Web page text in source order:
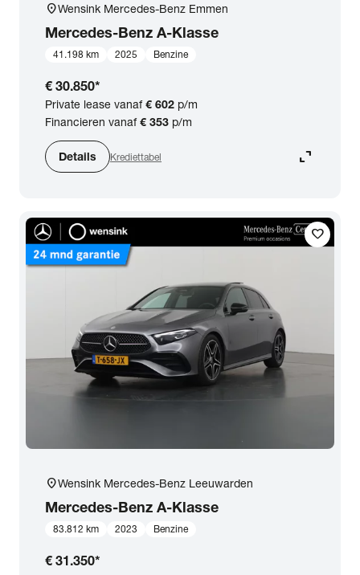
location_onWensink Mercedes-Benz Emmen
Mercedes-Benz A-Klasse
41.198 km 2025 Benzine
€ 30.850*
Private lease vanaf€ 602 p/m
Financieren vanaf€ 353 p/m
Details Krediettabel expand_content
favorite
location_onWensink Mercedes-Benz Leeuwarden
Mercedes-Benz A-Klasse
83.812 km 2023 Benzine
€ 31.350*